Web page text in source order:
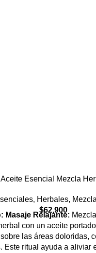
Aceite Esencial Mezcla
, Herbales,
$62,900
Masaje Relajante:
con un aceite
las áreas doloridas,
Este ritual ayuda a aliviar